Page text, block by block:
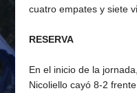
cuatro empates y siete
RESERVA
En el inicio de la
Nicoliello cayó 8-2